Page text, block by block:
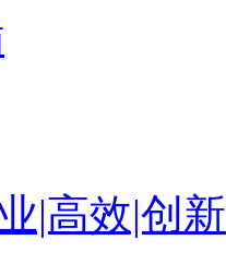
|高效|创新